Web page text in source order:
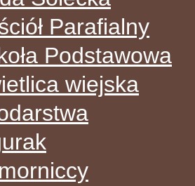
Parafialny
Podstawowa
wiejska